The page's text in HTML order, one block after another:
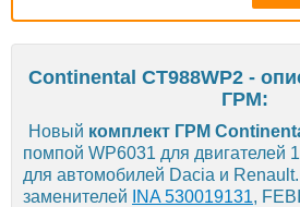
Continental CT988WP2 -
ГРМ:
Новый комплект ГРМ
помпой WP6031 для двигателей
для автомобилей Dacia и
заменителей
INA 530019131,